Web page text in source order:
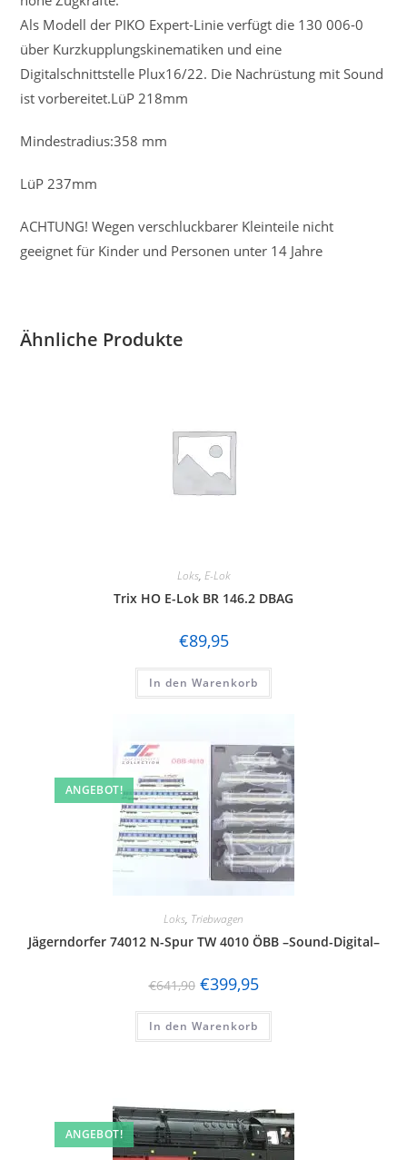
Als Modell der PIKO Expert-Linie verfügt die 130 006-0
über Kurzkupplungskinematiken und eine
Digitalschnittstelle Plux16/22. Die Nachrüstung mit Sound
ist vorbereitet.LüP 218mm
Mindestradius:358 mm
LüP 237mm
ACHTUNG! Wegen verschluckbarer Kleinteile nicht
geeignet für Kinder und Personen unter 14 Jahre
Ähnliche Produkte
Loks, E-Lok
Trix HO E-Lok BR 146.2 DBAG
€89,95
In den Warenkorb
ANGEBOT!
Loks, Triebwagen
Jägerndorfer 74012 N-Spur TW 4010 ÖBB –Sound-Digital–
€641,90 €399,95
In den Warenkorb
ANGEBOT!